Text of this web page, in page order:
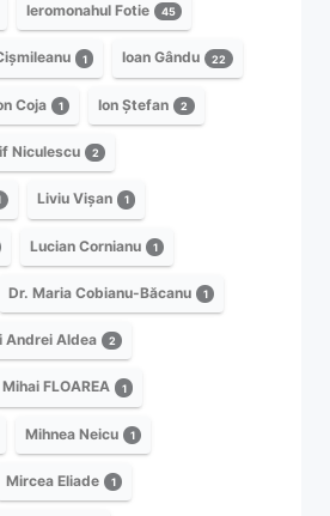
Ieromonahul Fotie 45
1 Ioan Gându 22
Coja 1 Ion Ștefan 2
Niculescu 2
Liviu Vișan 1
Lucian Cornianu 1
Dr. Maria Cobianu-Băcanu 1
Andrei Aldea 2
Mihai FLOAREA 1
Mihnea Neicu 1
Mircea Eliade 1